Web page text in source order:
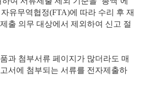
유무역협정(FTA)에 따라 수리 후 재
출 의무 대상에서 제외하여 신고 절
과 첨부서류 페이지가 많더라도 매
서에 첨부되는 서류를 전자제출하